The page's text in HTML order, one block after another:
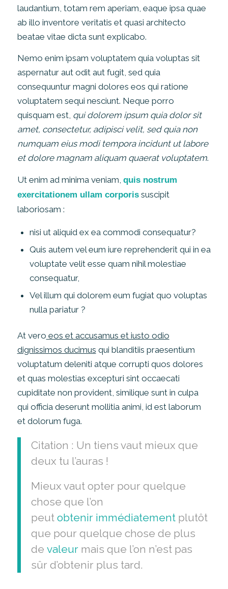
laudantium, totam rem aperiam, eaque ipsa quae
ab illo inventore veritatis et quasi architecto
beatae vitae dicta sunt explicabo.
Nemo enim ipsam voluptatem quia voluptas sit
aspernatur aut odit aut fugit, sed quia
consequuntur magni dolores eos qui ratione
voluptatem sequi nesciunt. Neque porro
quisquam est, qui dolorem ipsum quia dolor sit
amet, consectetur, adipisci velit, sed quia non
numquam eius modi tempora incidunt ut labore
et dolore magnam aliquam quaerat voluptatem.
Ut enim ad minima veniam, quis nostrum
exercitationem ullam corporissuscipit
laboriosam :
nisi ut aliquid ex ea commodi consequatur?
Quis autem vel eum iure reprehenderit qui in ea
voluptate velit esse quam nihil molestiae
consequatur,
Vel illum qui dolorem eum fugiat quo voluptas
nulla pariatur ?
At vero eos et accusamus et iusto odio
dignissimos ducimus qui blanditiis praesentium
voluptatum deleniti atque corrupti quos dolores
et quas molestias excepturi sint occaecati
cupiditate non provident, similique sunt in culpa
qui officia deserunt mollitia animi, id est laborum
et dolorum fuga.
Citation : Un tiens vaut mieux que
deux tu l’auras !
Mieux vaut opter pour quelque
chose que l’on
peut obtenir immédiatementplutôt
que pour quelque chose de plus
de valeurmais que l’on n’est pas
sûr d’obtenir plus tard.